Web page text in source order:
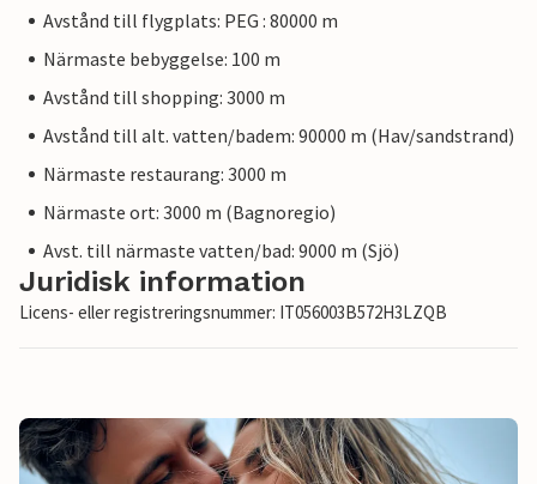
Avstånd till flygplats: PEG : 80000 m
Närmaste bebyggelse: 100 m
Avstånd till shopping: 3000 m
Avstånd till alt. vatten/badem: 90000 m (Hav/sandstrand)
Närmaste restaurang: 3000 m
Närmaste ort: 3000 m (Bagnoregio)
Avst. till närmaste vatten/bad: 9000 m (Sjö)
Juridisk information
Licens- eller registreringsnummer: IT056003B572H3LZQB